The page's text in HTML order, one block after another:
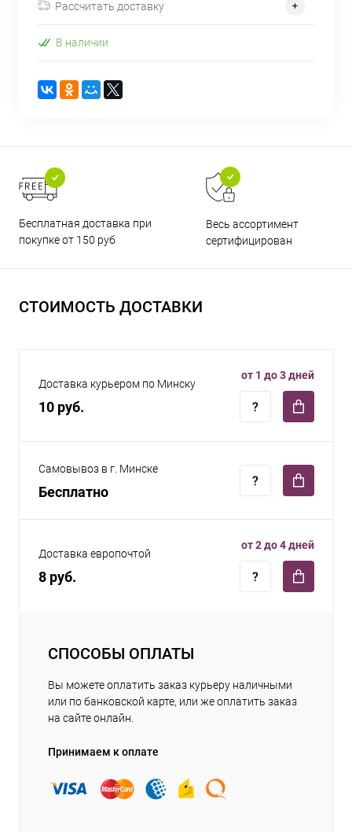
Рассчитать доставку
В наличии
Бесплатная доставка при
покупке от 150 руб
Весь ассортимент
сертифицирован
СТОИМОСТЬ ДОСТАВКИ
Доставка курьером по Минску
10 руб.
от 1 до 3 дней
Самовывоз в г. Минске
Бесплатно
Доставка европочтой
8 руб.
от 2 до 4 дней
СПОСОБЫ ОПЛАТЫ
Вы можете оплатить заказ курьеру наличными
или по банковской карте, или же оплатить заказ
на сайте онлайн.
Принимаем к оплате